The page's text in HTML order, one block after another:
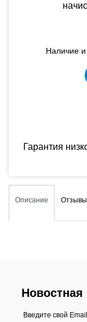
Наличие и
Гарантия
Описание Отзывы
Введите свой